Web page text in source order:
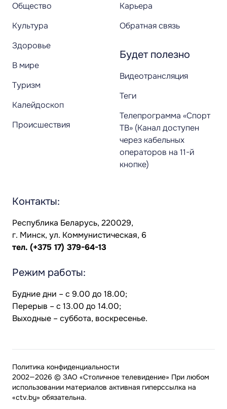
Общество
Культура
Здоровье
В мире
Туризм
Калейдоскоп
Происшествия
Карьера
Обратная связь
Будет полезно
Видеотрансляция
Теги
Телепрограмма «Спорт
ТВ» (Канал доступен
через кабельных
операторов на 11-й
кнопке)
Контакты:
Республика Беларусь, 220029,
г. Минск, ул. Коммунистическая, 6
тел. (+375 17) 379-64-13
Режим работы:
Будние дни – с 9.00 до 18.00;
Перерыв – с 13.00 до 14.00;
Выходные – суббота, воскресенье.
2002—2026 © ЗАО «Столичное телевидение» При любом
использовании материалов активная гиперссылка на
«ctv.by» обязательна.
Политика конфиденциальности